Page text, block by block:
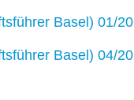
Basel) 01/
Basel) 04/